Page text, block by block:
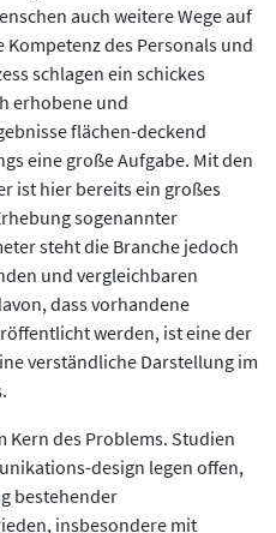
auch weitere Wege auf
des Personals und
schlagen ein schickes
erhobene und
flächen-deckend
eine große Aufgabe. Mit den
ist hier bereits ein großes
sogenannter
steht die Branche jedoch
und vergleichbaren
dass vorhandene
werden, ist eine der
verständliche Darstellung im
Kern des Problems. Studien
design legen offen,
bestehender
insbesondere mit